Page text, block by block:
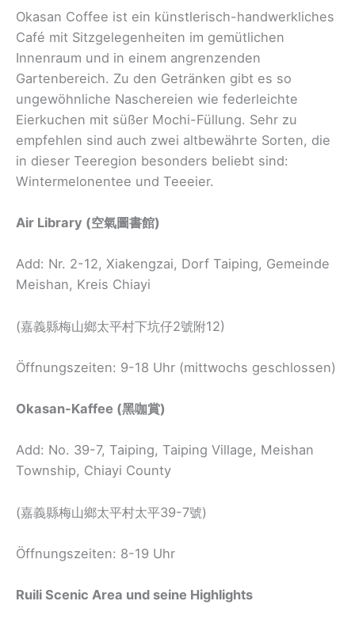
Okasan Coffee ist ein künstlerisch-handwerkliches
Café mit Sitzgelegenheiten im gemütlichen
Innenraum und in einem angrenzenden
Gartenbereich. Zu den Getränken gibt es so
ungewöhnliche Naschereien wie federleichte
Eierkuchen mit süßer Mochi-Füllung. Sehr zu
empfehlen sind auch zwei altbewährte Sorten, die
in dieser Teeregion besonders beliebt sind:
Wintermelonentee und Teeeier.
Air Library (空氣圖書館)
Add: Nr. 2-12, Xiakengzai, Dorf Taiping, Gemeinde
Meishan, Kreis Chiayi
(嘉義縣梅山鄉太平村下坑仔2號附12)
Öffnungszeiten: 9-18 Uhr (mittwochs geschlossen)
Okasan-Kaffee (黑咖賞)
Add: No. 39-7, Taiping, Taiping Village, Meishan
Township, Chiayi County
(嘉義縣梅山鄉太平村太平39-7號)
Öffnungszeiten: 8-19 Uhr
Ruili Scenic Area und seine Highlights